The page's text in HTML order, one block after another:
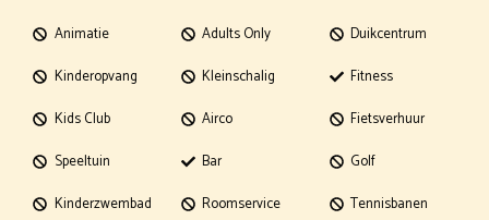
Animatie
Kinderopvang
Kids Club
Speeltuin
Kinderzwembad
Adults Only
Kleinschalig
Airco
Bar
Roomservice
Duikcentrum
Fitness
Fietsverhuur
Golf
Tennisbanen